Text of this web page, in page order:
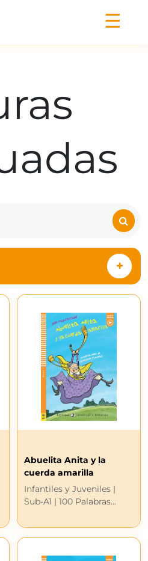
☰
Abuelita Anita y la
cuerda amarilla
Infantiles y Juveniles |
Sub-A1 | 100 Palabras...